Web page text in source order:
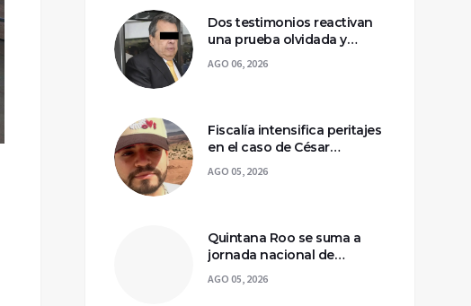
Dos testimonios reactivan
una prueba olvidada y
llevan a la captura de Ángel
Aguirre
AGO 06, 2026
Fiscalía intensifica peritajes
en el caso de César
Gastélum; mantienen
asegurada la escena del
AGO 05, 2026
Quintana Roo se suma a
jornada nacional de
reforestación para
recuperar ecosistemas del
AGO 05, 2026